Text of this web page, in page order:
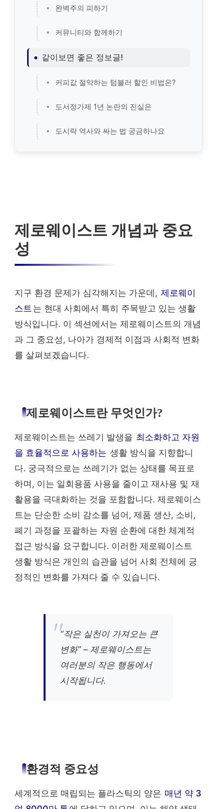
완벽주의 피하기
커뮤니티와 함께하기
같이보면 좋은 정보글!
커피값 절약하는 텀블러 할인 비법은?
도서정가제 1년 논란의 진실은
도시락 역사와 싸는 법 궁금하나요
제로웨이스트 개념과 중요
성
지구 환경 문제가 심각해지는 가운데, 제로웨이
스트 는 현대 사회에서 특히 주목받고 있는 생활
방식입니다. 이 섹션에서는 제로웨이스트의 개념
과 그 중요성, 나아가 경제적 이점과 사회적 변화
를 살펴보겠습니다.
제로웨이스트란 무엇인가?
제로웨이스트는 쓰레기 발생을 최소화하고 자원
을 효율적으로 사용하는 생활 방식을 지향합니
다. 궁극적으로는 쓰레기가 없는 상태를 목표로
하며, 이는 일회용품 사용을 줄이고 재사용 및 재
활용을 극대화하는 것을 포함합니다. 제로웨이스
트는 단순한 소비 감소를 넘어, 제품 생산, 소비,
폐기 과정을 포괄하는 자원 순환에 대한 체계적
접근 방식을 요구합니다. 이러한 제로웨이스트
생활 방식은 개인의 습관을 넘어 사회 전체에 긍
정적인 변화를 가져다 줄 수 있습니다.
“작은 실천이 가져오는 큰
변화” – 제로웨이스트는
여러분의 작은 행동에서
시작됩니다.
환경적 중요성
세계적으로 매립되는 플라스틱의 양은 매년 약 3